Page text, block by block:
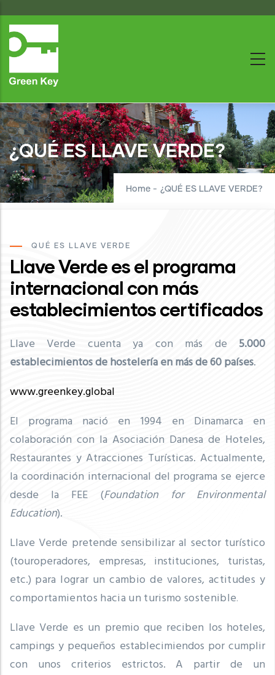
to
main
¿QUÉ ES LLAVE VERDE?
Home - ¿QUÉ ES LLAVE VERDE?
QUÉ ES LLAVE VERDE
Llave Verde es el programa
internacional con más
establecimientos certificados
Llave Verde cuenta ya con más de 5.000
establecimientos de hostelería en más de 60 países.
www.greenkey.global
El programa nació en 1994 en Dinamarca en
colaboración con la Asociación Danesa de Hoteles,
Restaurantes y Atracciones Turísticas. Actualmente,
la coordinación internacional del programa se ejerce
desde la FEE (Foundation for Environmental
Education).
Llave Verde pretende sensibilizar al sector turístico
(touroperadores, empresas, instituciones, turistas,
etc.) para lograr un cambio de valores, actitudes y
comportamientos hacia un turismo sostenible.
Llave Verde es un premio que reciben los hoteles,
campings y pequeños establecimiendos por cumplir
con unos criterios estrictos.A partir de un